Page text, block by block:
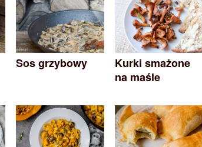
Sos grzybowy
Kurki smażone
na maśle